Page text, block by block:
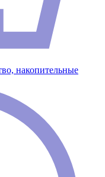
накопительные